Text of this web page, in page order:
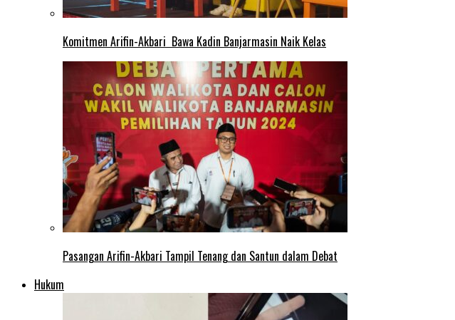
Komitmen Arifin-Akbari Bawa Kadin Banjarmasin Naik Kelas
Pasangan Arifin-Akbari Tampil Tenang dan Santun dalam Debat
Hukum